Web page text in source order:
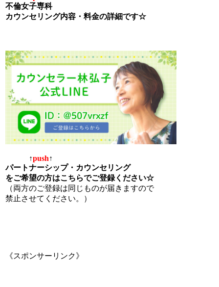
不倫女子専科
カウンセリング内容・料金の詳細です☆
↑push↑
パートナーシップ・カウンセリング
をご希望の方はこちらでご登録ください☆
（両方のご登録は同じものが届きますので
禁止させてください。）
《スポンサーリンク》